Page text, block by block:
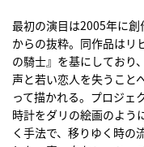
最初の演目は2005年に創
からの抜粋。同作品はリ
の騎士』を基にしており
声と若い恋人を失うこと
って描かれる。プロジェ
時計をダリの絵画のよう
く手法で、移りゆく時の